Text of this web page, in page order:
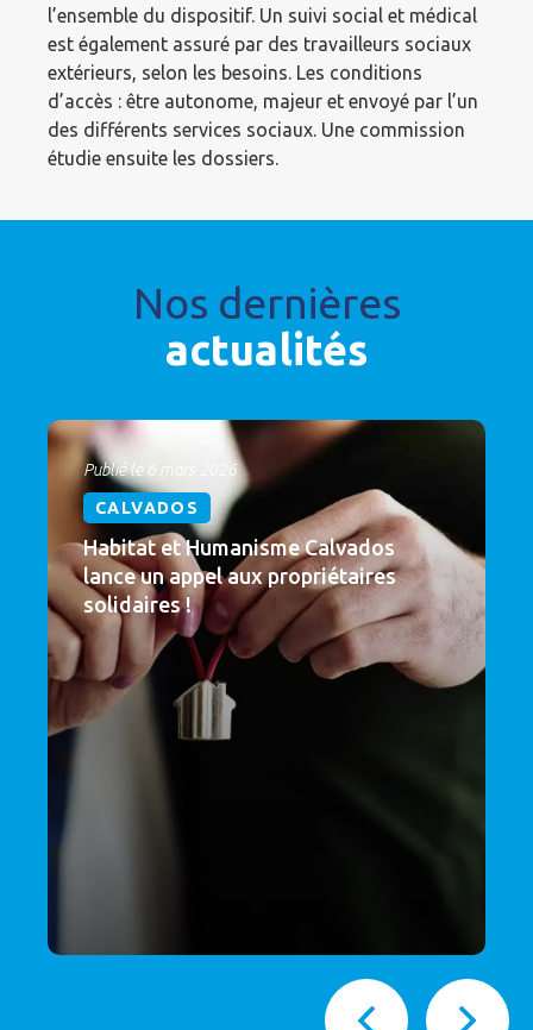
l’ensemble du dispositif. Un suivi social et médical
est également assuré par des travailleurs sociaux
extérieurs, selon les besoins. Les conditions
d’accès : être autonome, majeur et envoyé par l’un
des différents services sociaux. Une commission
étudie ensuite les dossiers.
Nos dernières
actualités
Publié le 6 mars 2026
CALVADOS
Habitat et Humanisme Calvados
lance un appel aux propriétaires
solidaires !